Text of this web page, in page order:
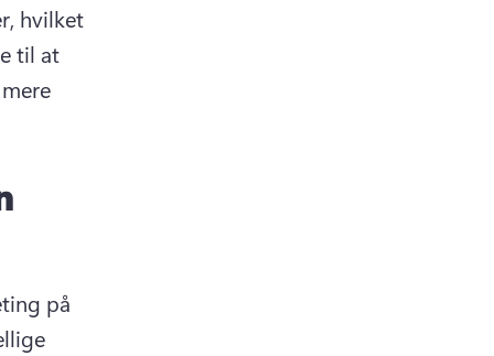
hvilket
til at
på